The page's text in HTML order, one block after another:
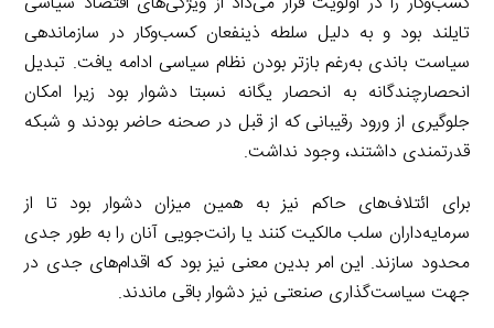
تایلند بود و به دلیل سلطه ذینفعان کسب‌وکار در سازماندهی
سیاست باندی به‌رغم بازتر بودن نظام سیاسی ادامه یافت. تبدیل
انحصارچندگانه به انحصار یگانه نسبتا دشوار بود زیرا امکان
جلوگیری از ورود رقیبانی که از قبل در صحنه حاضر بودند و شبکه
قدرتمندی داشتند، وجود نداشت.
برای ائتلاف‌های حاکم نیز به همین میزان دشوار بود تا از
سرمایه‌داران سلب مالکیت کنند یا رانت‌جویی آنان را به طور جدی
محدود سازند. این امر بدین معنی نیز بود که اقدام‌های جدی در
جهت سیاست‌گذاری صنعتی نیز دشوار باقی ماندند.